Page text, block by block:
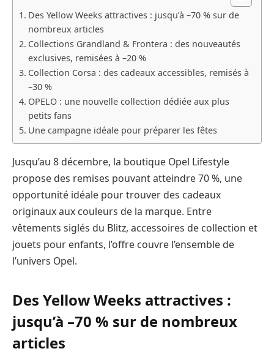
Des Yellow Weeks attractives : jusqu’à –70 % sur de
nombreux articles
Collections Grandland & Frontera : des nouveautés
exclusives, remisées à –20 %
Collection Corsa : des cadeaux accessibles, remisés à
–30 %
OPELO : une nouvelle collection dédiée aux plus
petits fans
Une campagne idéale pour préparer les fêtes
Jusqu’au 8 décembre, la boutique Opel Lifestyle
propose des remises pouvant atteindre 70 %, une
opportunité idéale pour trouver des cadeaux
originaux aux couleurs de la marque. Entre
vêtements siglés du Blitz, accessoires de collection et
jouets pour enfants, l’offre couvre l’ensemble de
l’univers Opel.
Des Yellow Weeks attractives :
jusqu’à –70 % sur de nombreux
articles